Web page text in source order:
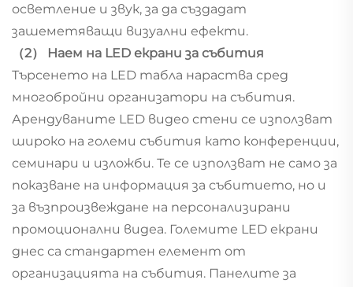
осветление и звук, за да създадат
зашеметяващи визуални ефекти.
（2） Наем на LED екрани за събития
Търсенето на LED табла нараства сред
многобройни организатори на събития.
Арендуваните LED видео стени се използват
широко на големи събития като конференции,
семинари и изложби. Те се използват не само за
показване на информация за събитието, но и
за възпроизвеждане на персонализирани
промоционални видеа. Големите LED екрани
днес са стандартен елемент от
организацията на събития. Панелите за